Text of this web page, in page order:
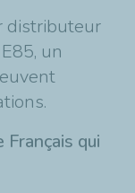
distributeur
un
qui